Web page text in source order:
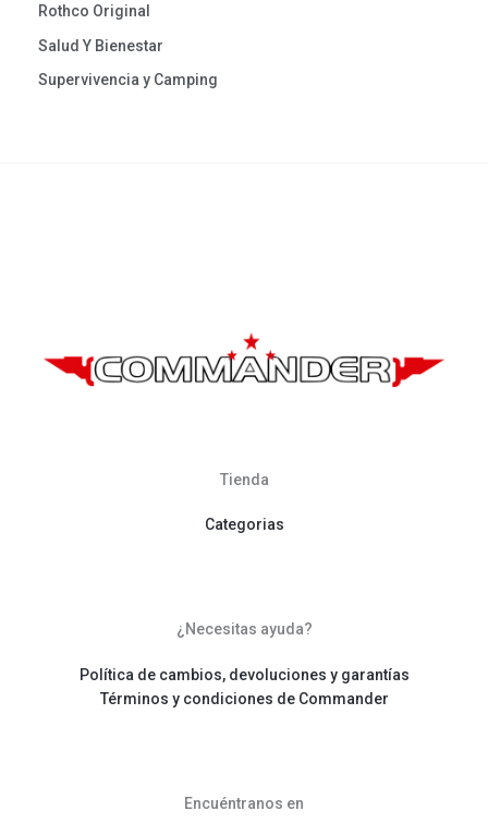
Rothco Original
Salud Y Bienestar
Supervivencia y Camping
Tienda
Categorias
¿Necesitas ayuda?
Política de cambios, devoluciones y garantías
Términos y condiciones de Commander
Encuéntranos en